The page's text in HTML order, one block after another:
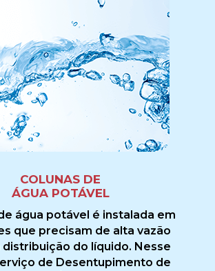
COLUNAS DE
ÁGUA POTÁVEL
água potável é instalada em
que precisam de alta vazão
distribuição do líquido. Nesse
de Desentupimento de